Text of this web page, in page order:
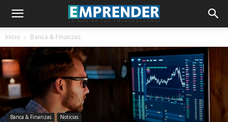
Inicio Banca & Finanzas
Banca & Finanzas Noticias